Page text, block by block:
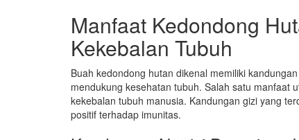
Manfaat Kedondong
Kekebalan Tubuh
Buah kedondong hutan dikenal memiliki
mendukung kesehatan tubuh. Salah satu manfaat
kekebalan tubuh manusia. Kandungan gizi yang
positif terhadap imunitas.